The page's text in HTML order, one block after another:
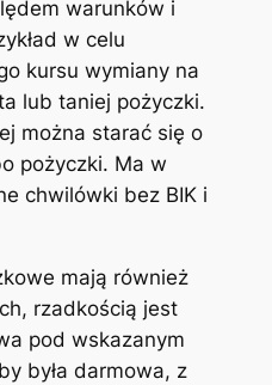
warunków i
w celu
kursu wymiany na
lub taniej pożyczki.
można starać się o
pożyczki. Ma w
chwilówki bez BIK i
mają również
rzadkością jest
pod wskazanym
była darmowa, z